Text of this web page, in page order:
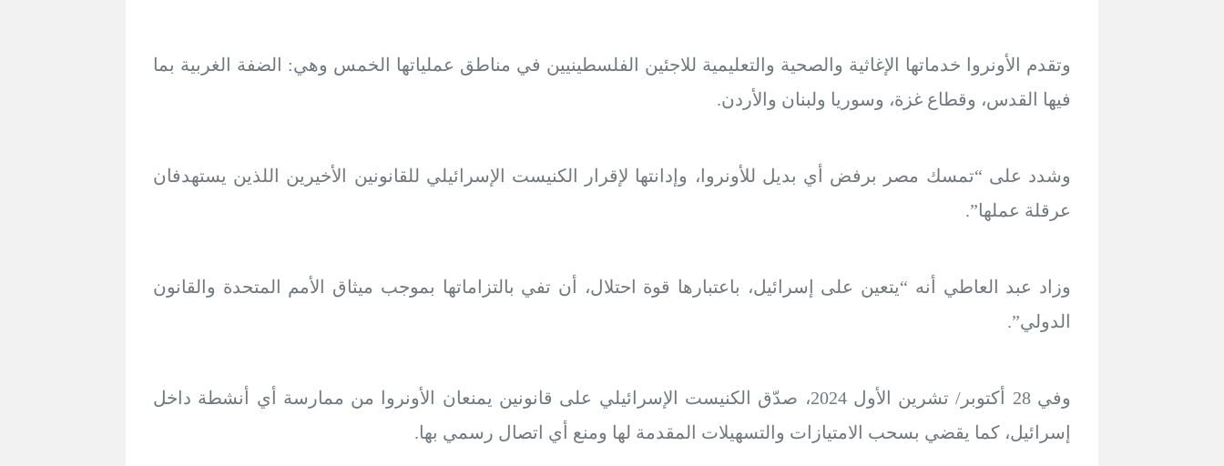
وتقدم الأونروا خدماتها الإغاثية والصحية والتعليمية للاجئين الفلسطينيين في مناطق عملياتها الخمس وهي: الضفة الغربية بما
فيها القدس، وقطاع غزة، وسوريا ولبنان والأردن.
وشدد على “تمسك مصر برفض أي بديل للأونروا، وإدانتها لإقرار الكنيست الإسرائيلي للقانونين الأخيرين اللذين يستهدفان
عرقلة عملها”.
وزاد عبد العاطي أنه “يتعين على إسرائيل، باعتبارها قوة احتلال، أن تفي بالتزاماتها بموجب ميثاق الأمم المتحدة والقانون
الدولي”.
وفي 28 أكتوبر/ تشرين الأول 2024، صدّق الكنيست الإسرائيلي على قانونين يمنعان الأونروا من ممارسة أي أنشطة داخل
إسرائيل، كما يقضي بسحب الامتيازات والتسهيلات المقدمة لها ومنع أي اتصال رسمي بها.